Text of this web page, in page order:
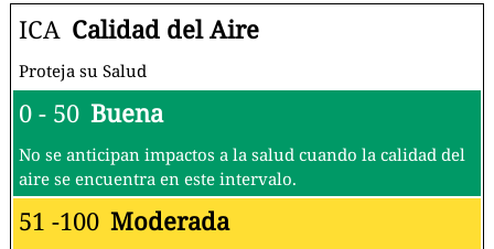
ICA Calidad del Aire
Proteja su Salud
0 - 50 Buena
No se anticipan impactos a la salud cuando la calidad del
aire se encuentra en este intervalo.
51 -100 Moderada